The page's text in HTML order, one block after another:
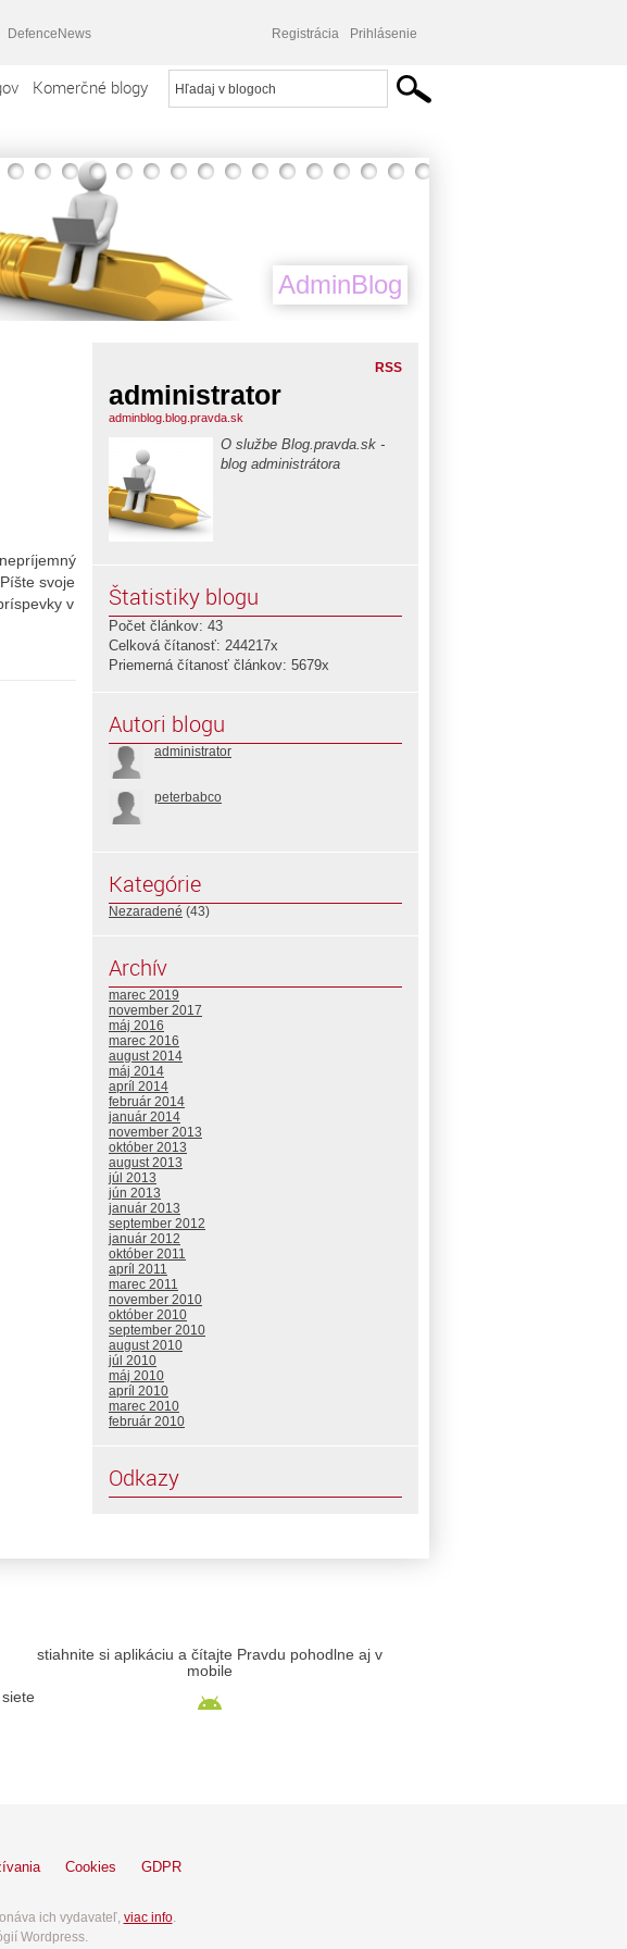
DefenceNews Registrácia Prihlásenie
Komerčné blogy
AdminBlog
svoje
v
RSS
administrator
adminblog.blog.pravda.sk
O službe Blog.pravda.sk -
blog administrátora
Štatistiky blogu
Počet článkov: 43
Celková čítanosť: 244217x
Priemerná čítanosť článkov: 5679x
Autori blogu
administrator
peterbabco
Kategórie
Nezaradené (43)
Archív
marec 2019
november 2017
máj 2016
marec 2016
august 2014
máj 2014
apríl 2014
február 2014
január 2014
november 2013
október 2013
august 2013
júl 2013
jún 2013
január 2013
september 2012
január 2012
október 2011
apríl 2011
marec 2011
november 2010
október 2010
september 2010
august 2010
júl 2010
máj 2010
apríl 2010
marec 2010
február 2010
Odkazy
stiahnite si aplikáciu a čítajte Pravdu pohodlne aj v
mobile
Cookies GDPR
ich vydavateľ, viac info.
Wordpress.